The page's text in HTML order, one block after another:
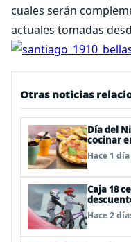
cuales serán
actuales tomadas
Otras noticias
Día del
cocinar
Hace 1 día
Caja 18
Hace 2